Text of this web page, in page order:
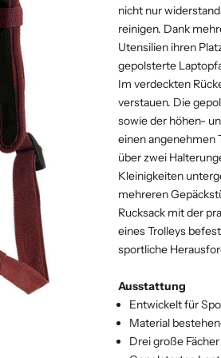
nicht nur
reinigen. Dank
Utensilien ihren
gepolsterte
Im verdeckten
verstauen. Die
sowie der höhen-
einen angenehmen
über zwei
Kleinigkeiten
mehreren
Rucksack mit der
eines Trolleys
sportliche
Ausstattung
Entwickelt für
Material
Drei große